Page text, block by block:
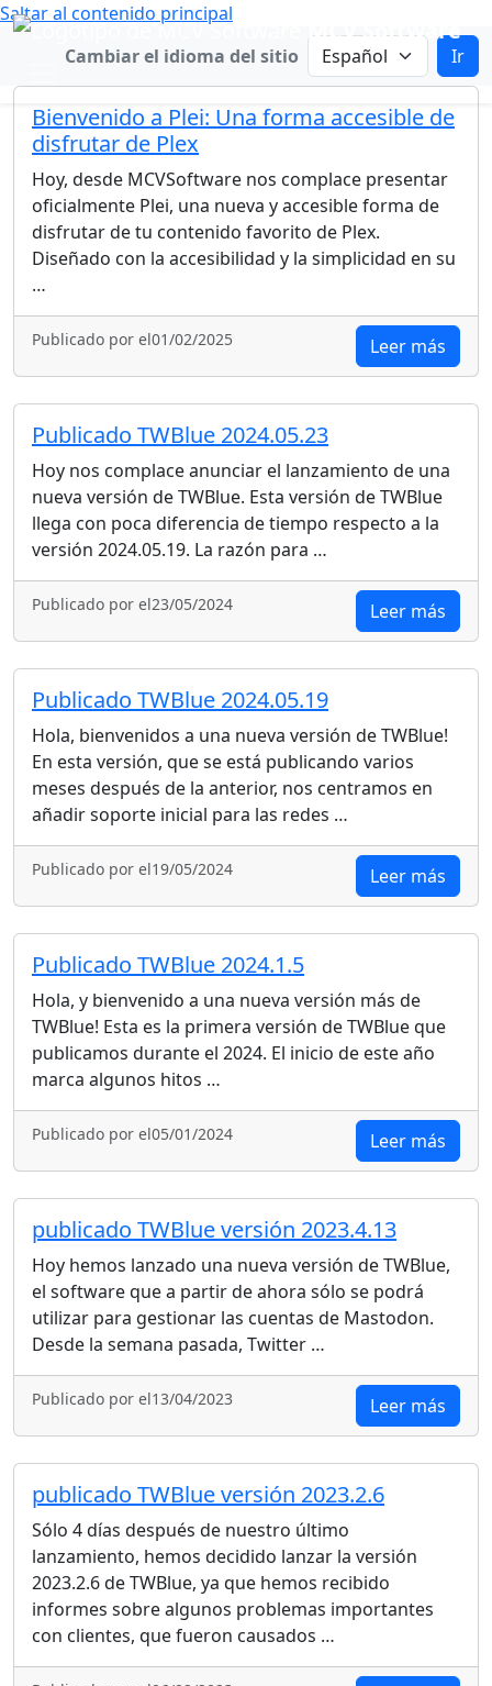
Saltar al contenido principal
MCV Software
Cambiar idioma
Cambiar el idioma del sitio Ir
Bienvenido a Plei: Una forma accesible de
disfrutar de Plex
Hoy, desde MCVSoftware nos complace presentar
oficialmente Plei, una nueva y accesible forma de
disfrutar de tu contenido favorito de Plex.
Diseñado con la accesibilidad y la simplicidad en su
…
Publicado por el01/02/2025 Leer más
Publicado TWBlue 2024.05.23
Hoy nos complace anunciar el lanzamiento de una
nueva versión de TWBlue. Esta versión de TWBlue
llega con poca diferencia de tiempo respecto a la
versión 2024.05.19. La razón para …
Publicado por el23/05/2024 Leer más
Publicado TWBlue 2024.05.19
Hola, bienvenidos a una nueva versión de TWBlue!
En esta versión, que se está publicando varios
meses después de la anterior, nos centramos en
añadir soporte inicial para las redes …
Publicado por el19/05/2024 Leer más
Publicado TWBlue 2024.1.5
Hola, y bienvenido a una nueva versión más de
TWBlue! Esta es la primera versión de TWBlue que
publicamos durante el 2024. El inicio de este año
marca algunos hitos …
Publicado por el05/01/2024 Leer más
publicado TWBlue versión 2023.4.13
Hoy hemos lanzado una nueva versión de TWBlue,
el software que a partir de ahora sólo se podrá
utilizar para gestionar las cuentas de Mastodon.
Desde la semana pasada, Twitter …
Publicado por el13/04/2023 Leer más
publicado TWBlue versión 2023.2.6
Sólo 4 días después de nuestro último
lanzamiento, hemos decidido lanzar la versión
2023.2.6 de TWBlue, ya que hemos recibido
informes sobre algunos problemas importantes
con clientes, que fueron causados …